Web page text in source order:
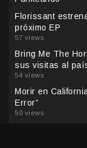
Florissant
próximo EP
57 views
Bring Me The
sus visitas al
54 views
Morir en
Error”
50 views